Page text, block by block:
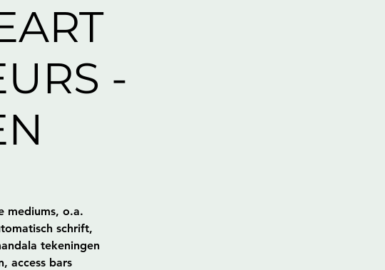
-
mediums, o.a.
schrift,
tekeningen
access bars